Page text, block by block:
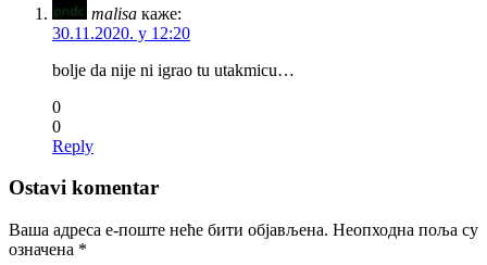
malisa каже:
30.11.2020. у 12:20
bolje da nije ni igrao tu utakmicu…
0
0
Reply
Ostavi komentar
Ваша адреса е-поште неће бити објављена. Неопходна поља су
означена *